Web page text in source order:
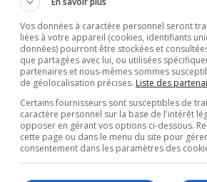
Vos données à caractère personnel seront
liées à votre appareil (cookies, identifiants
données) pourront être stockées et
que partagées avec lui, ou utilisées
partenaires et nous-mêmes sommes
de géolocalisation précises. Liste des
Certains fournisseurs sont susceptibles de
caractère personnel sur la base de l'intérêt
opposer en gérant vos options ci-dessous.
cette page ou dans le menu du site pour
consentement dans les paramètres des